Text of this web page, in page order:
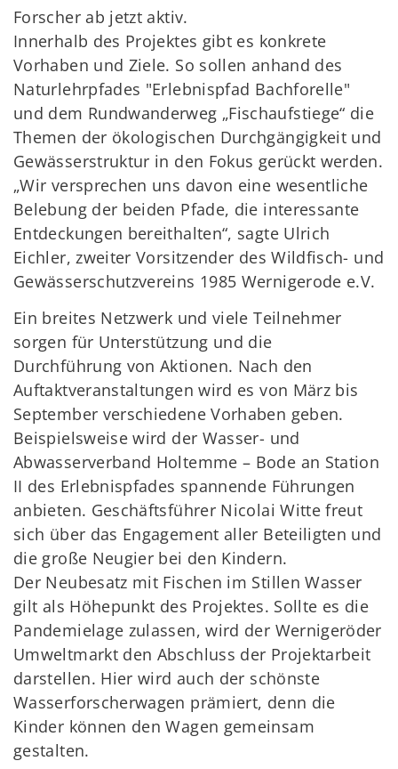
Forscher ab jetzt aktiv.
Innerhalb des Projektes gibt es konkrete
Vorhaben und Ziele. So sollen anhand des
Naturlehrpfades "Erlebnispfad Bachforelle"
und dem Rundwanderweg „Fischaufstiege“ die
Themen der ökologischen Durchgängigkeit und
Gewässerstruktur in den Fokus gerückt werden.
„Wir versprechen uns davon eine wesentliche
Belebung der beiden Pfade, die interessante
Entdeckungen bereithalten“, sagte Ulrich
Eichler, zweiter Vorsitzender des Wildfisch- und
Gewässerschutzvereins 1985 Wernigerode e.V.
Ein breites Netzwerk und viele Teilnehmer
sorgen für Unterstützung und die
Durchführung von Aktionen. Nach den
Auftaktveranstaltungen wird es von März bis
September verschiedene Vorhaben geben.
Beispielsweise wird der Wasser- und
Abwasserverband Holtemme – Bode an Station
II des Erlebnispfades spannende Führungen
anbieten. Geschäftsführer Nicolai Witte freut
sich über das Engagement aller Beteiligten und
die große Neugier bei den Kindern.
Der Neubesatz mit Fischen im Stillen Wasser
gilt als Höhepunkt des Projektes. Sollte es die
Pandemielage zulassen, wird der Wernigeröder
Umweltmarkt den Abschluss der Projektarbeit
darstellen. Hier wird auch der schönste
Wasserforscherwagen prämiert, denn die
Kinder können den Wagen gemeinsam
gestalten.